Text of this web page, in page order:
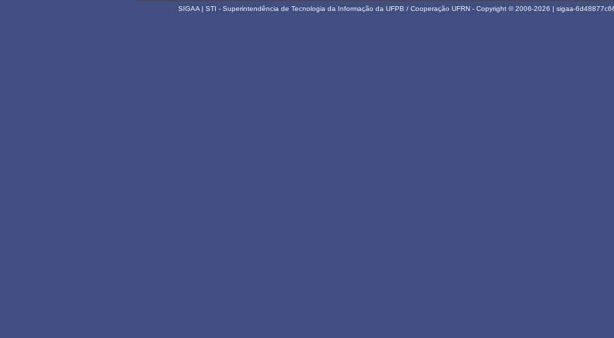
SIGAA | STI - Superintendência de Tecnologia da Informação da UFPB / Cooperação UFRN - Copyright © 2006-2026 | sigaa-